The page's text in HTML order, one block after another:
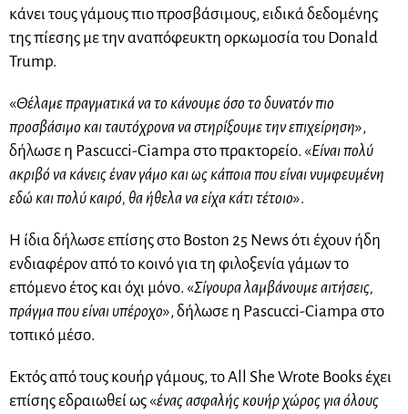
κάνει τους γάμους πιο προσβάσιμους, ειδικά δεδομένης
της πίεσης με την αναπόφευκτη ορκωμοσία του Donald
Trump.
«Θέλαμε πραγματικά να το κάνουμε όσο το δυνατόν πιο
προσβάσιμο και ταυτόχρονα να στηρίξουμε την επιχείρηση»,
δήλωσε η Pascucci-Ciampa στο πρακτορείο. «Είναι πολύ
ακριβό να κάνεις έναν γάμο και ως κάποια που είναι νυμφευμένη
εδώ και πολύ καιρό, θα ήθελα να είχα κάτι τέτοιο».
Η ίδια δήλωσε επίσης στο Boston 25 News ότι έχουν ήδη
ενδιαφέρον από το κοινό για τη φιλοξενία γάμων το
επόμενο έτος και όχι μόνο. «Σίγουρα λαμβάνουμε αιτήσεις,
πράγμα που είναι υπέροχο», δήλωσε η Pascucci-Ciampa στο
τοπικό μέσο.
Εκτός από τους κουήρ γάμους, το All She Wrote Books έχει
επίσης εδραιωθεί ως «ένας ασφαλής κουήρ χώρος για όλους